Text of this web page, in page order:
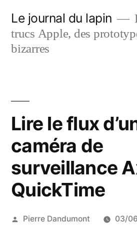
contenu
Le journal du lapin
trucs Apple, des
bizarres
Lire le flux
caméra de
surveillance
QuickTime
Publié
Pierre Dandumont
03/